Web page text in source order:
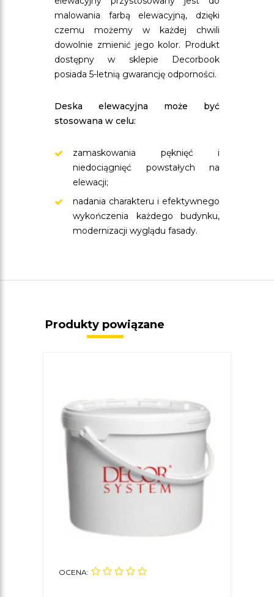
malowania farbą elewacyjną, dzięki
czemu możemy w każdej chwili
dowolnie zmienić jego kolor. Produkt
dostępny w sklepie Decorbook
posiada 5-letnią gwarancję odporności.
Deska elewacyjna może być
stosowana w celu:
zamaskowania pęknięć i
niedociągnięć powstałych na
elewacji;
nadania charakteru i efektywnego
wykończenia każdego budynku,
modernizacji wyglądu fasady.
Produkty powiązane
OCENA: